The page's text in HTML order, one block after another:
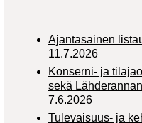
Ajantasainen
11.7.2026
Konserni- ja
sekä
7.6.2026
Tulevaisuus- ja